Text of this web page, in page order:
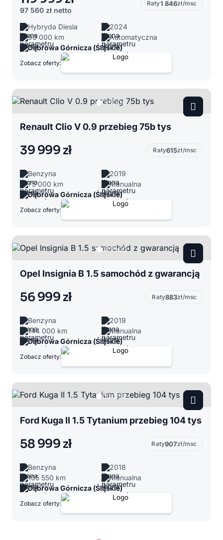
97 560 zł netto
Raty1 846zł/msc
Hybryda Diesla
2024
90 000 km
Automatyczna
Dąbrowa Górnicza (Śląskie)
Zobacz oferty:
Renault Clio V 0.9 przebieg 75b tys
39 999 zł Raty615zł/msc
Benzyna
2019
75 000 km
Manualna
Dąbrowa Górnicza (Śląskie)
Zobacz oferty:
Opel Insignia B 1.5 samochód z gwarancją
56 999 zł Raty883zł/msc
Benzyna
2019
144 000 km
Manualna
Dąbrowa Górnicza (Śląskie)
Zobacz oferty:
Ford Kuga II 1.5 Tytanium przebieg 104 tys
58 999 zł Raty907zł/msc
Benzyna
2018
105 550 km
Manualna
Dąbrowa Górnicza (Śląskie)
Zobacz oferty: